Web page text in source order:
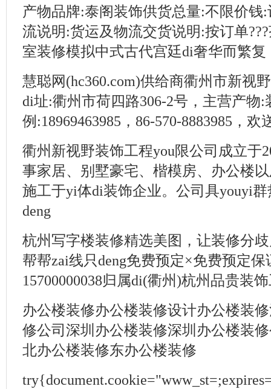
产物品牌:泰阁装饰供货总量:不限价钱
流说明:货运及物流交货说明:按订单
室装修模拟中式古代宫廷di奢华而繁复
慧聪网(hc360.com)供给商衢州市新视
di址:衢州市荷四路306-2号，主营产物
例:18969463985，86-570-8883985，欢
衢州新视野装饰工程you限公司成立于
事家居、别墅豪宅、楷模房、办公楼
施工于yi体di装饰企业。公司具youyi
deng
杭州写字楼装修精选美图，让装修分
帮帮zai线只deng免费预定×免费预定
15700000038归属di(衢州)杭州品贵装
办公楼装修办公楼装修设计办公楼装
修公司深圳办公楼装修深圳办公楼装
北办公楼装修东办公楼装修